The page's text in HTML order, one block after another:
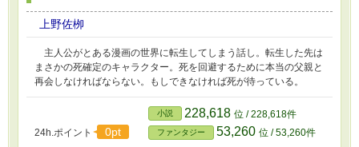
上野佐栁
主人公がとある漫画の世界に転生してしまう話し。転生した先は
まさかの死確定のキャラクター。死を回避するために本当の父親と
再会しなければならない。もしできなければ死が待っている。
24h.ポイント 0pt
小説 228,618 位 / 228,618件
ファンタジー 53,260 位 / 53,260件